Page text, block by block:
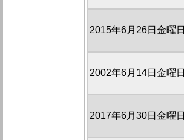
2015年6月26日金曜日
2002年6月14日金曜日
2017年6月30日金曜日